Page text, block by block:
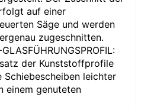
auf einer
Säge und werden
zugeschnitten.
der Kunststoffprofile
Schiebescheiben leichter
einem genuteten